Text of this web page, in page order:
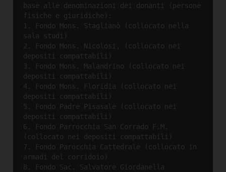
base alle denominazioni dei donanti (persone
fisiche e giuridiche):
1. Fondo Mons. Staglianò (collocato nella
sala studi)
2. Fondo Mons. Nicolosi, (collocato nei
depositi compattabili)
3. Fondo Mons. Malandrino (collocato nei
depositi compattabili)
4. Fondo Mons. Floridia (collocato nei
depositi compattabili)
5. Fondo Padre Pisasale (collocato nei
depositi compattabili)
6. Fondo Parrocchia San Corrado F.M.
(collocato nei depositi compattabili)
7. Fondo Parocchia Cattedrale (collocato in
armadi del corridoio)
8. Fondo Sac. Salvatore Giordanella